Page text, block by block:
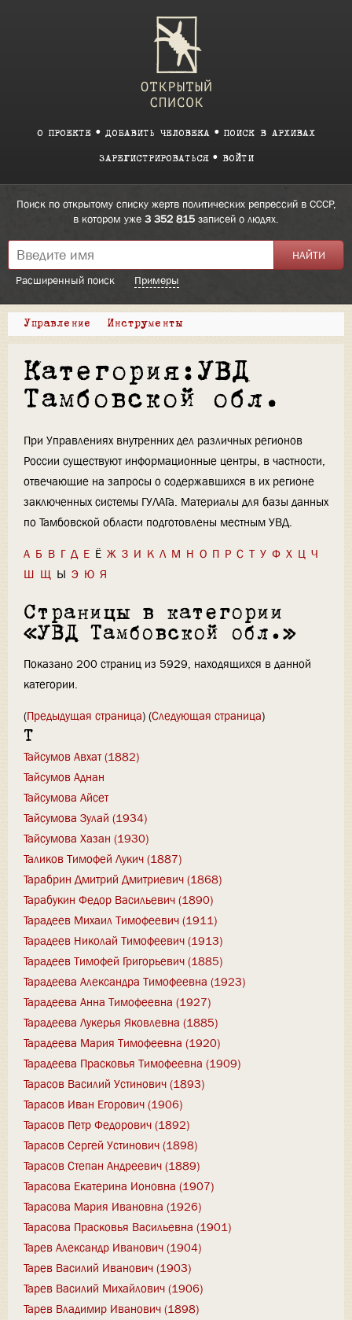
О ПРОЕКТЕ ДОБАВИТЬ ЧЕЛОВЕКА ПОИСК В АРХИВАХ
ЗАРЕГИСТРИРОВАТЬСЯ ВОЙТИ
Поиск по открытому списку жертв политических репрессий в СССР,
в котором уже 3 352 815 записей о людях.
Расширенный поиск Примеры
Управление Инструменты
Категория:УВД
Тамбовской обл.
При Управлениях внутренних дел различных регионов
России существуют информационные центры, в частности,
отвечающие на запросы о содержавшихся в их регионе
заключенных системы ГУЛАГа. Материалы для базы данных
по Тамбовской области подготовлены местным УВД.
А Б В Г Д Е Ё Ж З И К Л М Н О П Р С Т У Ф Х Ц Ч
Ш Щ Ы Э Ю Я
Страницы в категории
«УВД Тамбовской обл.»
Показано 200 страниц из 5929, находящихся в данной
категории.
(Предыдущая страница) (Следующая страница)
Т
Тайсумов Авхат (1882)
Тайсумов Аднан
Тайсумова Айсет
Тайсумова Зулай (1934)
Тайсумова Хазан (1930)
Таликов Тимофей Лукич (1887)
Тарабрин Дмитрий Дмитриевич (1868)
Тарабукин Федор Васильевич (1890)
Тарадеев Михаил Тимофеевич (1911)
Тарадеев Николай Тимофеевич (1913)
Тарадеев Тимофей Григорьевич (1885)
Тарадеева Александра Тимофеевна (1923)
Тарадеева Анна Тимофеевна (1927)
Тарадеева Лукерья Яковлевна (1885)
Тарадеева Мария Тимофеевна (1920)
Тарадеева Прасковья Тимофеевна (1909)
Тарасов Василий Устинович (1893)
Тарасов Иван Егорович (1906)
Тарасов Петр Федорович (1892)
Тарасов Сергей Устинович (1898)
Тарасов Степан Андреевич (1889)
Тарасова Екатерина Ионовна (1907)
Тарасова Мария Ивановна (1926)
Тарасова Прасковья Васильевна (1901)
Тарев Александр Иванович (1904)
Тарев Василий Иванович (1903)
Тарев Василий Михайлович (1906)
Тарев Владимир Иванович (1898)